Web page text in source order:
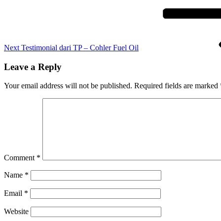
Next Testimonial dari TP – Cohler Fuel Oil
Leave a Reply
Your email address will not be published. Required fields are marked
Comment *
Name *
Email *
Website